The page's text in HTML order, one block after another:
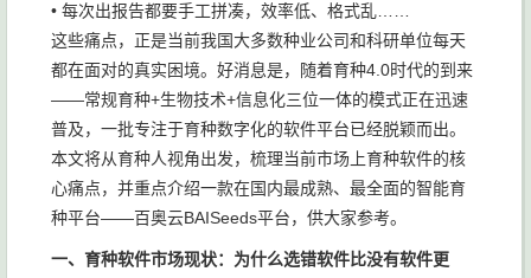
• 每次出报告都要手工拼凑，效率低、格式乱……
这些痛点，正是当前我国大多数种业公司和科研单位每天
都在面对的真实困境。好消息是，随着育种4.0时代的到来
——常规育种+生物技术+信息化三位一体的模式正在迅速
普及，一批专注于育种数字化的软件平台已经脱颖而出。
本文将从育种人视角出发，梳理当前市场上育种软件的核
心痛点，并重点介绍一款在国内最成熟、最全面的智能育
种平台——百奥云BAISeeds平台，供大家参考。
一、育种软件市场现状：为什么选错软件比没有软件更